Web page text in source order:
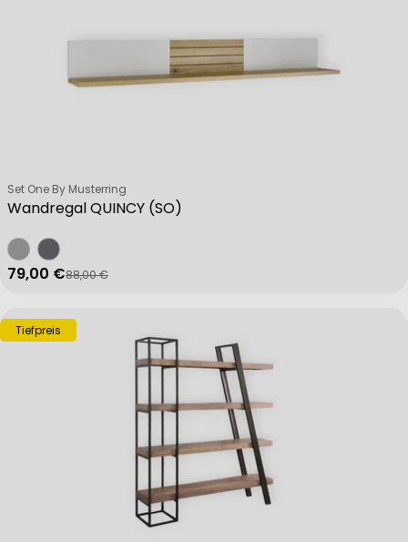
Wandregal QUINCY (SO)
Verkäufer:
Set One By Musterring
Verkaufspreis
79,00 €
Regulärer Preis
88,00 €
Tiefpreis